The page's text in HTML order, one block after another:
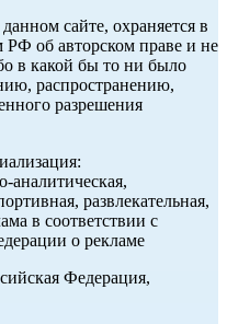
сайте, охраняется в
РФ об авторском праве и не
в какой бы то ни было
распространению,
разрешения
развлекательная,
в соответствии с
о рекламе
Федерация,